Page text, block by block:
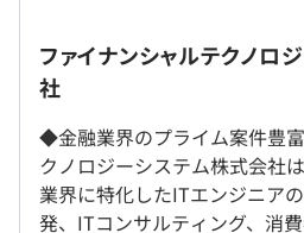
◆わからないことは何でも質問
開発方法は案件によりますが、3
案件が主なので、チーム内での
で、フォローもしっかりおこな
す。
※現状半分はリモート勤務をお
就業場所の変更範囲
＜雇入時＞
会社の定める場所（東京23区内
行う場所を含む）
年功序列ではなく、ひとりひと
しています。
・28歳（経験5年）／基本年収
別途全額支給
・32歳（経験8年）／基本年収
ファイナンシャルテクノロ
社
◆金融業界のプライム案件豊
クノロジーシステム株式会社
業界に特化したITエンジニア
発、ITコンサルティング、消